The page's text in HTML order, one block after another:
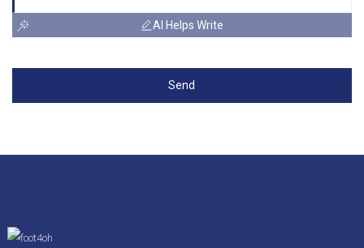
AI Helps Write
Send